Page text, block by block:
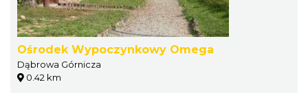
Ośrodek Wypoczynkowy Omega
Dąbrowa Górnicza
0.42 km